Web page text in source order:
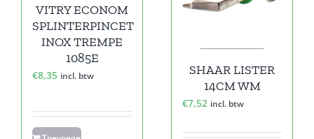
VITRY ECONOM
SPLINTERPINCET
INOX TREMPE
1085E
€8,35 incl. btw
SHAAR LISTER
14CM WM
€7,52 incl. btw